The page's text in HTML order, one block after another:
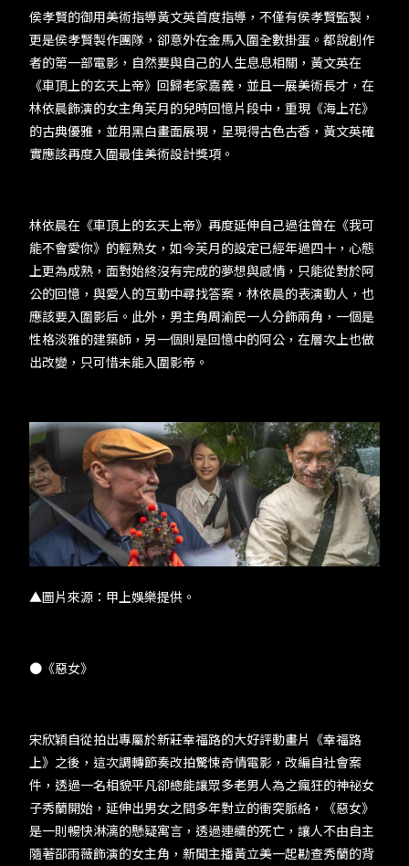
侯孝賢的御用美術指導黃文英首度指導，不僅有侯孝賢監製，
更是侯孝賢製作團隊，卻意外在金馬入圍全數掛蛋。都說創作
者的第一部電影，自然要與自己的人生息息相關，黃文英在
《車頂上的玄天上帝》回歸老家嘉義，並且一展美術長才，在
林依晨飾演的女主角芙月的兒時回憶片段中，重現《海上花》
的古典優雅，並用黑白畫面展現，呈現得古色古香，黃文英確
實應該再度入圍最佳美術設計獎項。
林依晨在《車頂上的玄天上帝》再度延伸自己過往曾在《我可
能不會愛你》的輕熟女，如今芙月的設定已經年過四十，心態
上更為成熟，面對始終沒有完成的夢想與感情，只能從對於阿
公的回憶，與愛人的互動中尋找答案，林依晨的表演動人，也
應該要入圍影后。此外，男主角周渝民一人分飾兩角，一個是
性格淡雅的建築師，另一個則是回憶中的阿公，在層次上也做
出改變，只可惜未能入圍影帝。
▲圖片來源：甲上娛樂提供。
●《惡女》
宋欣穎自從拍出專屬於新莊幸福路的大好評動畫片《幸福路
上》之後，這次調轉節奏改拍驚悚奇情電影，改編自社會案
件，透過一名相貌平凡卻總能讓眾多老男人為之瘋狂的神祕女
子秀蘭開始，延伸出男女之間多年對立的衝突脈絡，《惡女》
是一則暢快淋漓的懸疑寓言，透過連續的死亡，讓人不由自主
隨著邵雨薇飾演的女主角，新聞主播黃立美一起勘查秀蘭的背